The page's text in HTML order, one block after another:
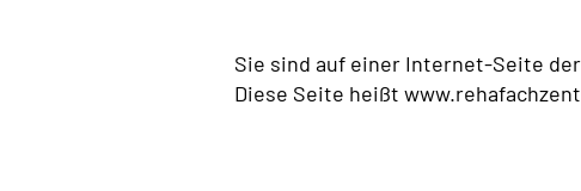
Sie sind auf einer Internet-Seite
Diese Seite heißt